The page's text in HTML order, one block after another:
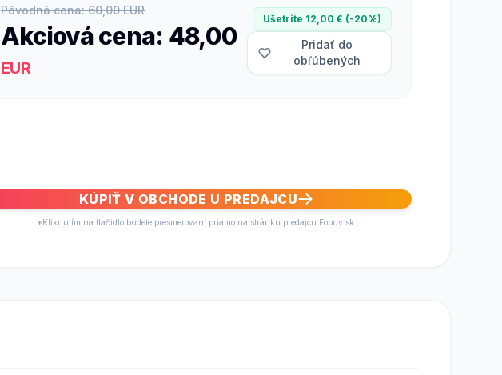
Pôvodná cena: 60,00 EUR
Akciová cena: 48,00
EUR
Ušetrite 12,00 € (-20%)
Pridať do
obľúbených
KÚPIŤ V OBCHODE U PREDAJCU
*Kliknutím na tlačidlo budete presmerovaní priamo na stránku predajcu Eobuv.sk.